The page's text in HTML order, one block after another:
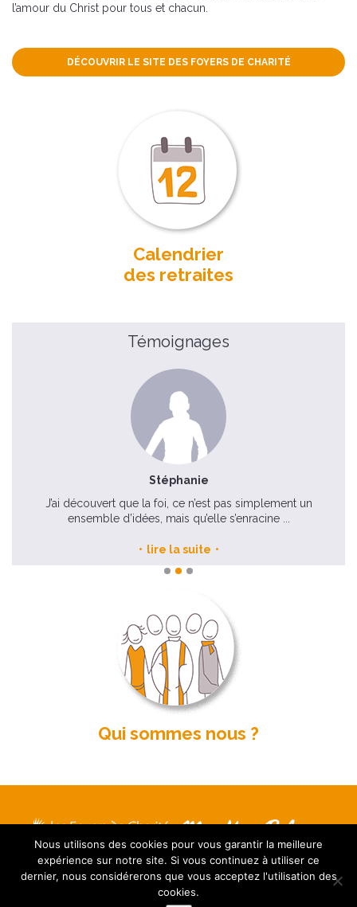
l’amour du Christ pour tous et chacun.
DÉCOUVRIR LE SITE DES FOYERS DE CHARITÉ
Calendrier
des retraites
Témoignages
Stéphanie
J’ai découvert que la foi, ce n’est pas simplement un
ensemble d’idées, mais qu’elle s’enracine ...
lire la suite
Qui sommes nous ?
Mentions légales
Contact
Plan du site
FAQ
Nous utilisons des cookies pour vous garantir la meilleure
expérience sur notre site. Si vous continuez à utiliser ce
dernier, nous considérerons que vous acceptez l'utilisation des
cookies.